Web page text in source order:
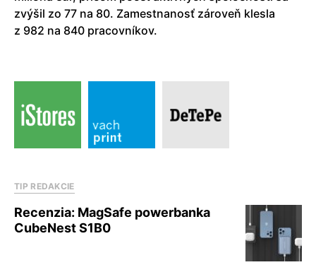
zvýšil zo 77 na 80. Zamestnanosť zároveň klesla
z 982 na 840 pracovníkov.
TIP REDAKCIE
Recenzia: MagSafe powerbanka
CubeNest S1B0